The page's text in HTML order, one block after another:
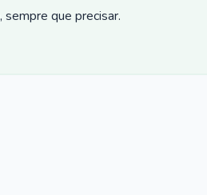
que precisar.